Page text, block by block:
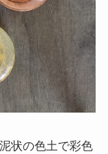
状の色土で彩色